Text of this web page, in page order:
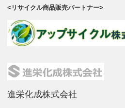
<リサイクル商品販売パートナー>
進栄化成株式会社